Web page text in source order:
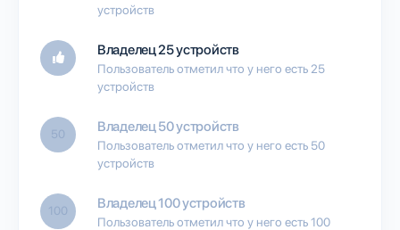
устройств
Владелец 25 устройств
Пользователь отметил что у него есть 25
устройств
50 Владелец 50 устройств
Пользователь отметил что у него есть 50
устройств
100 Владелец 100 устройств
Пользователь отметил что у него есть 100